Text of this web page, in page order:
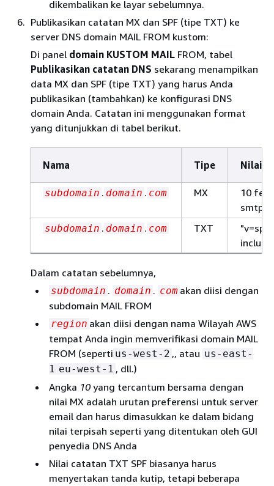
dikembalikan ke layar sebelumnya.
Publikasikan catatan MX dan SPF (tipe TXT) ke
server DNS domain MAIL FROM kustom:
Di panel domain KUSTOM MAIL FROM, tabel
Publikasikan catatan DNS sekarang menampilkan
data MX dan SPF (tipe TXT) yang harus Anda
publikasikan (tambahkan) ke konfigurasi DNS
domain Anda. Catatan ini menggunakan format
yang ditunjukkan di tabel berikut.
Nama Tipe Nilai
subdomain . domain . com MX
10
smtp.
subdomain . domain . com TXT
Dalam catatan sebelumnya,
subdomain . domain . com akan diisi dengan
subdomain MAIL FROM
region akan diisi dengan nama Wilayah AWS
tempat Anda ingin memverifikasi domain MAIL
FROM (seperti us-west-2 ,, atau us-east-
1 eu-west-1 , dll.)
Angka 10 yang tercantum bersama dengan
nilai MX adalah urutan preferensi untuk server
email dan harus dimasukkan ke dalam bidang
nilai terpisah seperti yang ditentukan oleh GUI
penyedia DNS Anda
Nilai catatan TXT SPF biasanya harus
menyertakan tanda kutip, tetapi beberapa